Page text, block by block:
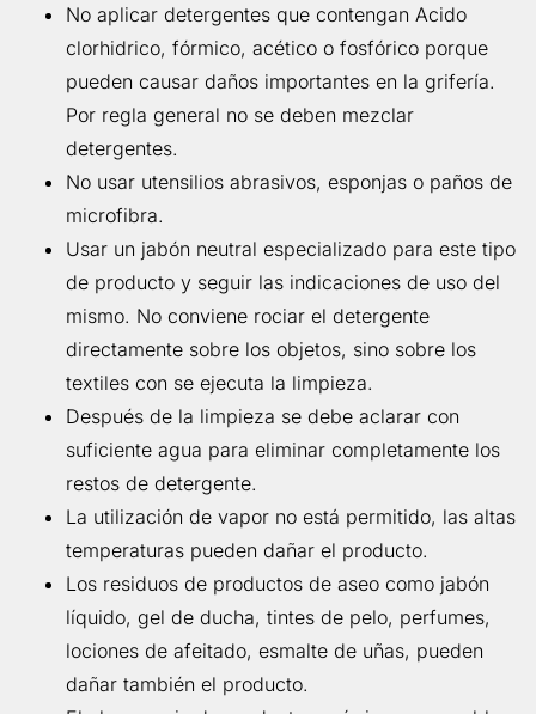
No aplicar detergentes que contengan Acido
clorhidrico, fórmico, acético o fosfórico porque
pueden causar daños importantes en la grifería.
Por regla general no se deben mezclar
detergentes.
No usar utensilios abrasivos, esponjas o paños de
microfibra.
Usar un jabón neutral especializado para este tipo
de producto y seguir las indicaciones de uso del
mismo. No conviene rociar el detergente
directamente sobre los objetos, sino sobre los
textiles con se ejecuta la limpieza.
Después de la limpieza se debe aclarar con
suficiente agua para eliminar completamente los
restos de detergente.
La utilización de vapor no está permitido, las altas
temperaturas pueden dañar el producto.
Los residuos de productos de aseo como jabón
líquido, gel de ducha, tintes de pelo, perfumes,
lociones de afeitado, esmalte de uñas, pueden
dañar también el producto.